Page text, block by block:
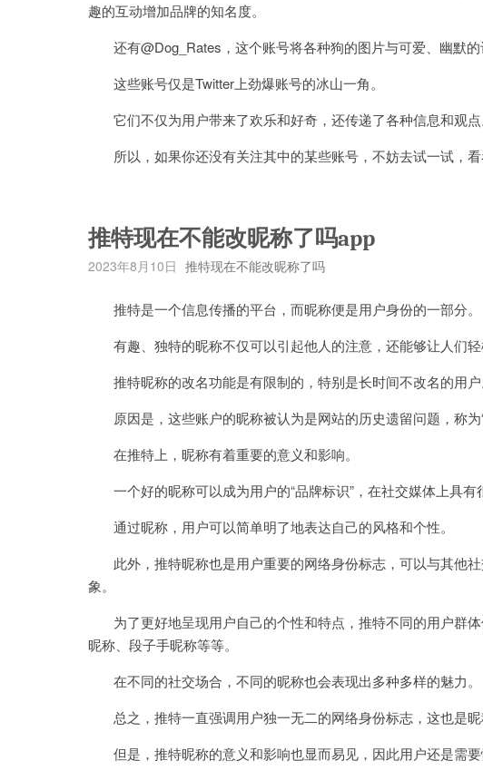
趣的互动增加品牌的知名度。
还有@Dog_Rates，这个账号将各种狗的图片与可爱、幽默的
这些账号仅是Twitter上劲爆账号的冰山一角。
它们不仅为用户带来了欢乐和好奇，还传递了各种信息和观点
所以，如果你还没有关注其中的某些账号，不妨去试一试，看
推特现在不能改昵称了吗app
2023年8月10日 推特现在不能改昵称了吗
推特是一个信息传播的平台，而昵称便是用户身份的一部分。
有趣、独特的昵称不仅可以引起他人的注意，还能够让人们轻
推特昵称的改名功能是有限制的，特别是长时间不改名的用户
原因是，这些账户的昵称被认为是网站的历史遗留问题，称为“
在推特上，昵称有着重要的意义和影响。
一个好的昵称可以成为用户的“品牌标识”，在社交媒体上具有
通过昵称，用户可以简单明了地表达自己的风格和个性。
此外，推特昵称也是用户重要的网络身份标志，可以与其他
象。
为了更好地呈现用户自己的个性和特点，推特不同的用户群
昵称、段子手昵称等等。
在不同的社交场合，不同的昵称也会表现出多种多样的魅力。
总之，推特一直强调用户独一无二的网络身份标志，这也是昵
但是，推特昵称的意义和影响也显而易见，因此用户还是需要